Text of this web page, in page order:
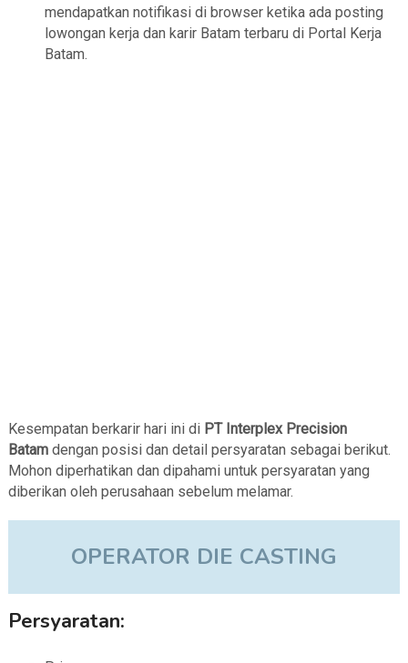
mendapatkan notifikasi di browser ketika ada posting
lowongan kerja dan karir Batam terbaru di Portal Kerja
Batam.
Kesempatan berkarir hari ini di PT Interplex Precision
Batamdengan posisi dan detail persyaratan sebagai berikut.
Mohon diperhatikan dan dipahami untuk persyaratan yang
diberikan oleh perusahaan sebelum melamar.
OPERATOR DIE CASTING
Persyaratan: